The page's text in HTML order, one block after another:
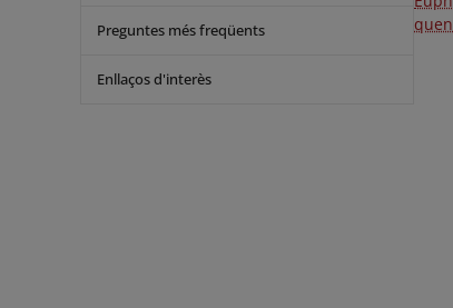
Preguntes més freqüents
Enllaços d'interès